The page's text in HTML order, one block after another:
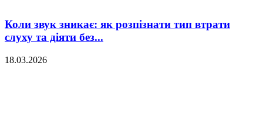
Коли звук зникає: як розпізнати тип втрати
слуху та діяти без...
18.03.2026